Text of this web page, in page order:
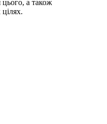
а також